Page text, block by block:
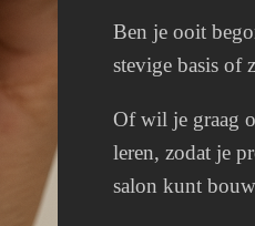
Ben je ooit
stevige basis of
Of wil je graag
leren, zodat je
salon kunt